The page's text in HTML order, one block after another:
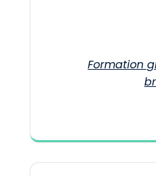
Formation